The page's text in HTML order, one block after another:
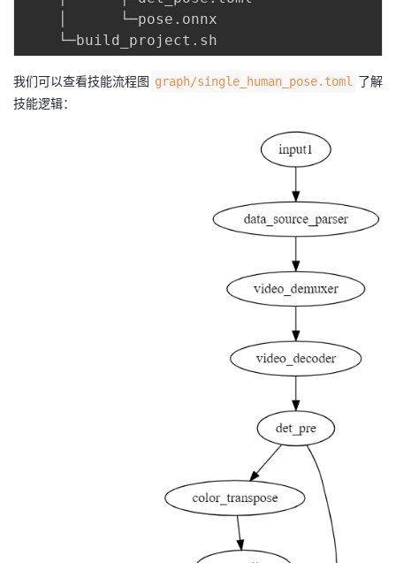
    │      └─pose.onnx
我们可以查看技能流程图 graph/single_human_pose.toml
了解
技能逻辑：